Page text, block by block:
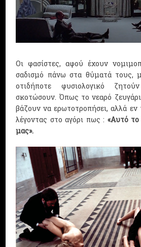
Οι φασίστες, αφού έχουν
σαδισμό πάνω στα θύματά τους,
οτιδήποτε φυσιολογικό
σκοτώσουν. Όπως το νεαρό
βάζουν να ερωτοτροπήσει, αλλά εν
λέγοντας στο αγόρι πως : «Αυτό το
μας».